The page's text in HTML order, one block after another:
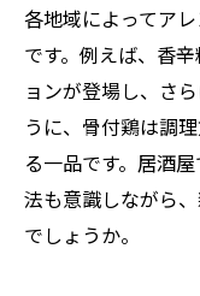
各地域によってア
です。例えば、香
ョンが登場し、さ
うに、骨付鶏は調
る一品です。居酒
法も意識しながら
でしょうか。